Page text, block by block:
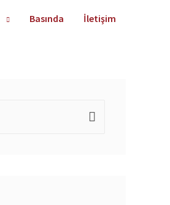
Basında İletişim